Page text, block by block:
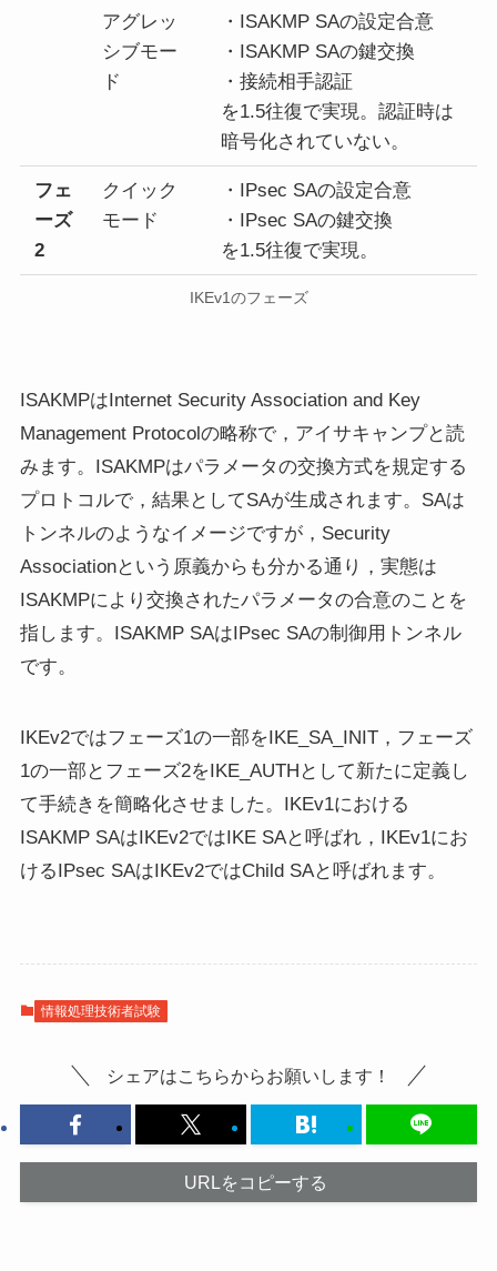
アグレッ
シブモー
ド
・ISAKMP SAの設定合意
・ISAKMP SAの鍵交換
・接続相手認証
を1.5往復で実現。認証時は
暗号化されていない。
フェ
ーズ
2
クイック
モード
・IPsec SAの設定合意
・IPsec SAの鍵交換
を1.5往復で実現。
IKEv1のフェーズ
ISAKMPはInternet Security Association and Key
Management Protocolの略称で，アイサキャンプと読
みます。ISAKMPはパラメータの交換方式を規定する
プロトコルで，結果としてSAが生成されます。SAは
トンネルのようなイメージですが，Security
Associationという原義からも分かる通り，実態は
ISAKMPにより交換されたパラメータの合意のことを
指します。ISAKMP SAはIPsec SAの制御用トンネル
です。
IKEv2ではフェーズ1の一部をIKE_SA_INIT，フェーズ
1の一部とフェーズ2をIKE_AUTHとして新たに定義し
て手続きを簡略化させました。IKEv1における
ISAKMP SAはIKEv2ではIKE SAと呼ばれ，IKEv1にお
けるIPsec SAはIKEv2ではChild SAと呼ばれます。
情報処理技術者試験
シェアはこちらからお願いします！
URLをコピーする